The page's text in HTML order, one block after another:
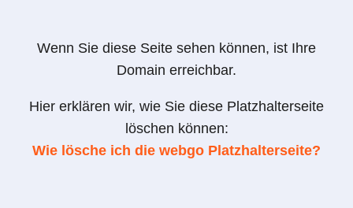
Wenn Sie diese Seite sehen können, ist Ihre
Domain erreichbar.
Hier erklären wir, wie Sie diese Platzhalterseite
löschen können:
Wie lösche ich die webgo Platzhalterseite?